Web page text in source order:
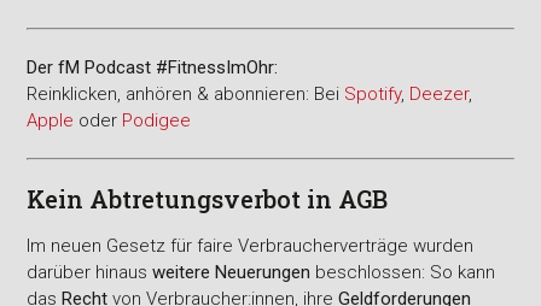
Der fM Podcast #FitnessImOhr:
Reinklicken, anhören & abonnieren: Bei Spotify, Deezer,
Apple oder Podigee
Kein Abtretungsverbot in AGB
Im neuen Gesetz für faire Verbraucherverträge wurden
darüber hinausweitere Neuerungen beschlossen: So kann
dasRecht von Verbraucher:innen, ihreGeldforderungen